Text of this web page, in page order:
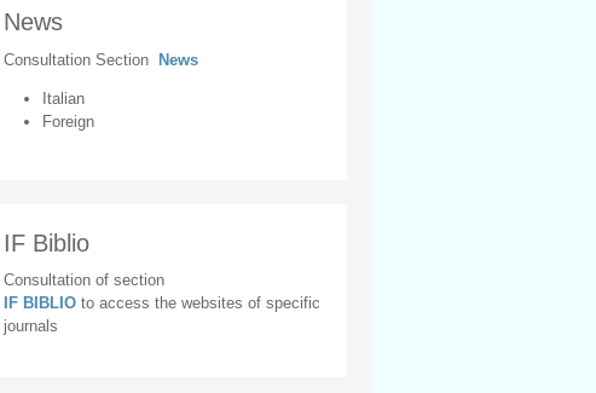
News
Consultation Section News
Italian
Foreign
IF Biblio
Consultation of section
IF BIBLIO to access the websites of specific
journals